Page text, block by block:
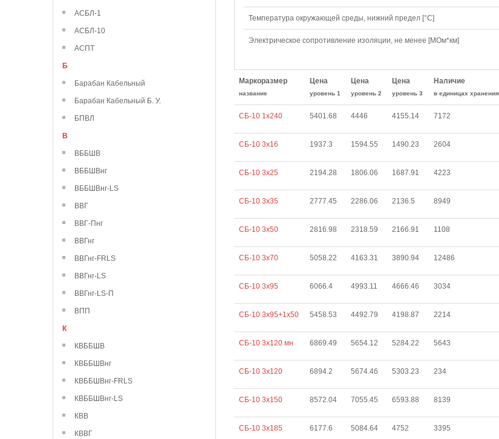
АСБЛ-1
АСБЛ-10
АСПТ
Б
Барабан Кабельный
Барабан Кабельный Б. У.
БПВЛ
В
ВББШВ
ВББШВнг
ВББШВнг-LS
ВВГ
ВВГ-Пнг
ВВГнг
ВВГнг-FRLS
ВВГнг-LS
ВВГнг-LS-П
ВПП
К
КВББШВ
КВББШВнг
КВББШВнг-FRLS
КВББШВнг-LS
КВВ
КВВГ
Температура окружающей среды, нижний предел [°C]
Электрическое сопротивление изоляции, не менее [МОм*км]
Маркоразмер
название
Цена
уровень 1
Цена
уровень 2
Цена
уровень 3
Наличие
в единицах хранения
СБ-10 1х240 5401.68 4446 4155.14 7172
СБ-10 3х16 1937.3 1594.55 1490.23 2604
СБ-10 3х25 2194.28 1806.06 1687.91 4223
СБ-10 3х35 2777.45 2286.06 2136.5 8949
СБ-10 3х50 2816.98 2318.59 2166.91 1108
СБ-10 3х70 5058.22 4163.31 3890.94 12486
СБ-10 3х95 6066.4 4993.11 4666.46 3034
СБ-10 3х95+1х50 5458.53 4492.79 4198.87 2214
СБ-10 3х120 мн 6869.49 5654.12 5284.22 5643
СБ-10 3х120 6894.2 5674.46 5303.23 234
СБ-10 3х150 8572.04 7055.45 6593.88 8139
СБ-10 3х185 6177.6 5084.64 4752 3395